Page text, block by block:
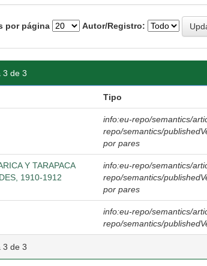
por página Autor/Registro:
3 de 3
Tipo
info:eu-repo/semantics/
repo/semantics/
por pares
Y TARAPACA
1910-1912
info:eu-repo/semantics/
repo/semantics/
por pares
info:eu-repo/semantics/
repo/semantics/
3 de 3